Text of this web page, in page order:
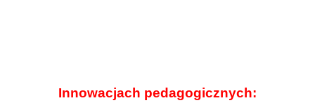
Innowacjach pedagogicznych: